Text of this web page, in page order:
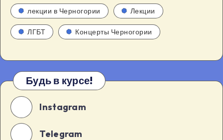
лекции в Черногории Лекции
ЛГБТ Концерты Черногории
Будь в курсе!
Instagram
Telegram